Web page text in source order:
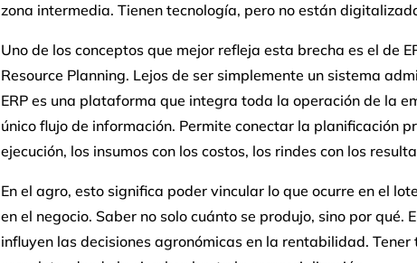
zona intermedia. Tienen tecnología, pero no están
Uno de los conceptos que mejor refleja esta brecha es el de
Resource Planning. Lejos de ser simplemente un sistema
ERP es una plataforma que integra toda la operación de la
único flujo de información. Permite conectar la planificación
ejecución, los insumos con los costos, los rindes con los
En el agro, esto significa poder vincular lo que ocurre en el
en el negocio. Saber no solo cuánto se produjo, sino por qué.
influyen las decisiones agronómicas en la rentabilidad.